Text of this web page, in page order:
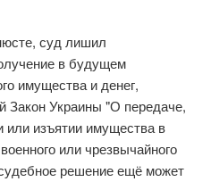
суд лишил
в будущем
имущества и денег,
Закон Украины "О передаче,
или изъятии имущества в
или чрезвычайного
решение ещё может